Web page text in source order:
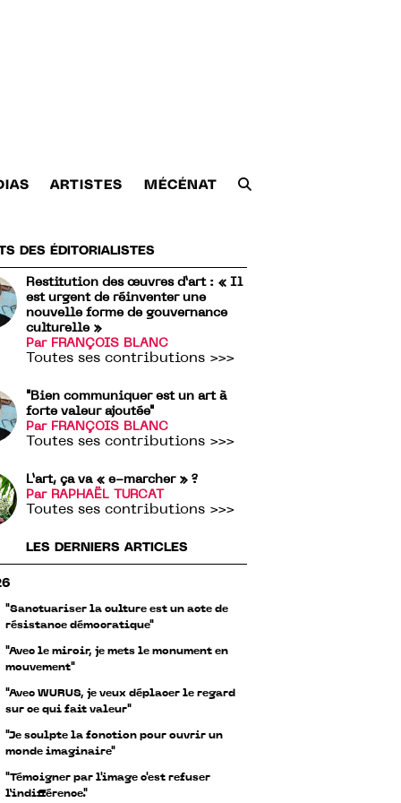
ARTISTES MÉCÉNAT
DES ÉDITORIALISTES
Restitution des œuvres d’art : « Il
est urgent de réinventer une
nouvelle forme de gouvernance
culturelle »
Par FRANÇOIS BLANC
Toutes ses contributions >>>
"Bien communiquer est un art à
forte valeur ajoutée"
Par FRANÇOIS BLANC
Toutes ses contributions >>>
L’art, ça va « e-marcher » ?
Par RAPHAËL TURCAT
Toutes ses contributions >>>
LES DERNIERS ARTICLES
"Sanctuariser la culture est un acte de
résistance démocratique"
"Avec le miroir, je mets le monument en
mouvement"
"Avec WURUS, je veux déplacer le regard
sur ce qui fait valeur"
"Je sculpte la fonction pour ouvrir un
monde imaginaire"
"Témoigner par l'image c'est refuser
l’indifférence."